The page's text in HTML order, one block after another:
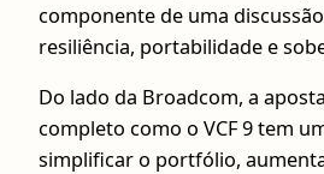
componente de uma
resiliência, portabilidade e
Do lado da Broadcom, a
completo como o VCF 9 tem
simplificar o portfólio,